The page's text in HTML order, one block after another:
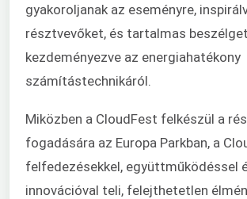
gyakoroljanak az eseményre,
résztvevőket, és tartalmas
kezdeményezve az energiahatékony
számítástechnikáról.
Miközben a CloudFest felkészül a
fogadására az Europa Parkban, a
felfedezésekkel, együttműködéssel
innovációval teli, felejthetetlen